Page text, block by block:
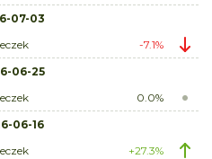
07-03
-7.1%
06-25
0.0%
06-16
+27.3%